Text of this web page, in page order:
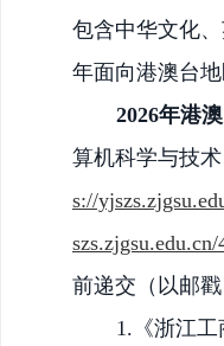
包含中华文化
年面向港澳台
2026年港
算机科学与技
s://
前递交（以邮
1.《浙江